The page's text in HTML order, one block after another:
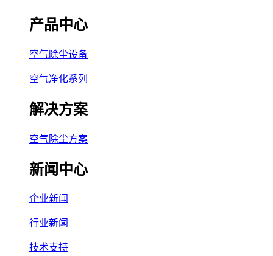
产品中心
空气除尘设备
空气净化系列
解决方案
空气除尘方案
新闻中心
企业新闻
行业新闻
技术支持